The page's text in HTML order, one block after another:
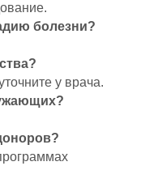
болезни?
у врача.